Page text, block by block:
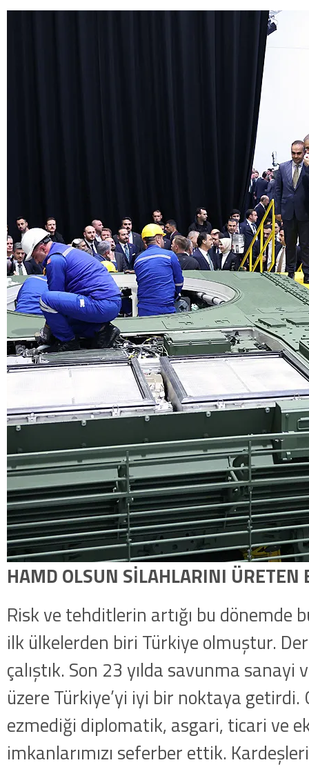
HAMD OLSUN SİLAHLARINI ÜRETEN
Risk ve tehditlerin artığı bu dönemde
ilk ülkelerden biri Türkiye olmuştur.
çalıştık. Son 23 yılda savunma
üzere Türkiye’yi iyi bir noktaya getirdi.
ezmediği diplomatik, asgari, ticari ve
imkanlarımızı seferber ettik.